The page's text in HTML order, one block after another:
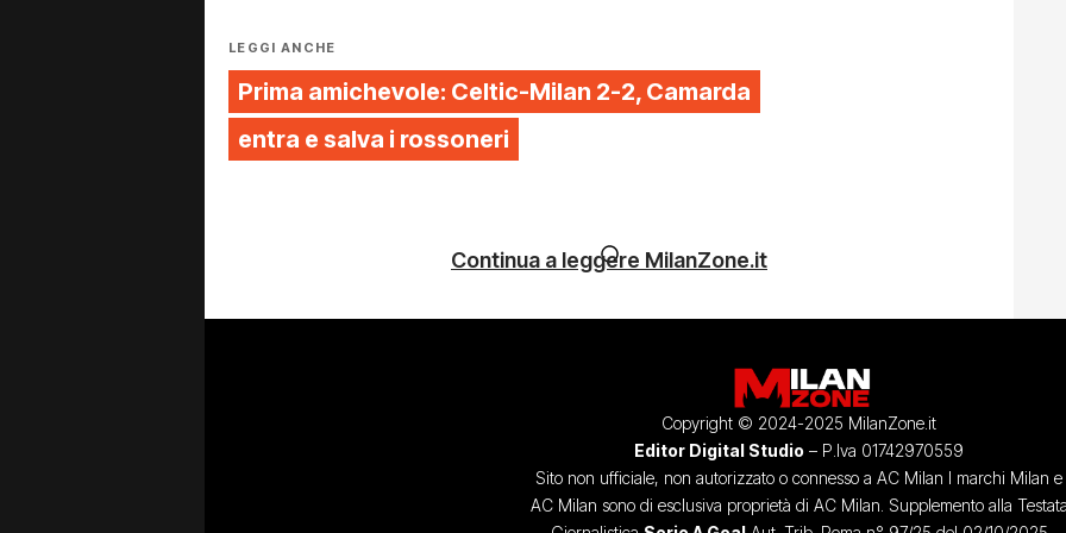
LEGGI ANCHE
Prima amichevole: Celtic-Milan 2-2, Camarda
entra e salva i rossoneri
Continua a leggere MilanZone.it
Copyright © 2024-2025 MilanZone.it
Editor Digital Studio – P.Iva 01742970559
Sito non ufficiale, non autorizzato o connesso a AC Milan I marchi Milan e
AC Milan sono di esclusiva proprietà di AC Milan. Supplemento alla